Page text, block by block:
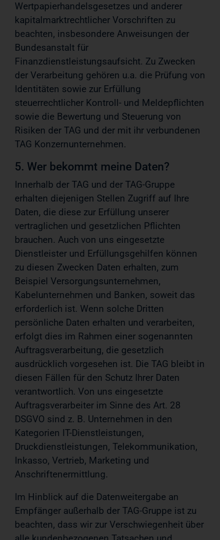
Wertpapierhandelsgesetzes und anderer
kapitalmarktrechtlicher Vorschriften zu
beachten, insbesondere Anweisungen der
Bundesanstalt für
Finanzdienstleistungsaufsicht. Zu Zwecken
der Verarbeitung gehören u.a. die Prüfung von
Identitäten sowie zur Erfüllung
steuerrechtlicher Kontroll- und Meldepflichten
sowie die Bewertung und Steuerung von
Risiken der TAG und der mit ihr verbundenen
TAG Konzernunternehmen.
5. Wer bekommt meine Daten?
Innerhalb der TAG und der TAG-Gruppe
erhalten diejenigen Stellen Zugriff auf Ihre
Daten, die diese zur Erfüllung unserer
vertraglichen und gesetzlichen Pflichten
brauchen. Auch von uns eingesetzte
Dienstleister und Erfüllungsgehilfen können
zu diesen Zwecken Daten erhalten, zum
Beispiel Versorgungsunternehmen,
Kabelunternehmen und Banken, soweit das
erforderlich ist. Wenn solche Dritten
persönliche Daten erhalten und verarbeiten,
erfolgt dies im Rahmen einer sogenannten
Auftragsverarbeitung, die gesetzlich
ausdrücklich vorgesehen ist. Die TAG bleibt in
diesen Fällen für den Schutz Ihrer Daten
verantwortlich. Von uns eingesetzte
Auftragsverarbeiter im Sinne des Art. 28
DSGVO sind z. B. Unternehmen in den
Kategorien IT-Dienstleistungen,
Druckdienstleistungen, Telekommunikation,
Inkasso, Vertrieb, Marketing und
Anschriftenermittlung.
Im Hinblick auf die Datenweitergabe an
Empfänger außerhalb der TAG-Gruppe ist zu
beachten, dass wir zur Verschwiegenheit über